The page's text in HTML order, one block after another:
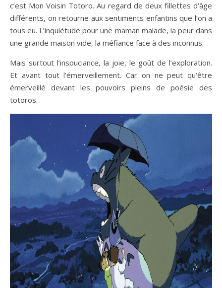
c’est Mon Voisin Totoro. Au regard de deux fillettes d’âge
différents, on retourne aux sentiments enfantins que l’on a
tous eu. L’inquiétude pour une maman malade, la peur dans
une grande maison vide, la méfiance face à des inconnus.
Mais surtout l’insouciance, la joie, le goût de l’exploration.
Et avant tout l’émerveillement. Car on ne peut qu’être
émerveillé devant les pouvoirs pleins de poésie des
totoros.